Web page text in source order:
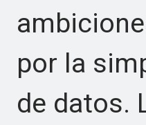
por la
de datos.